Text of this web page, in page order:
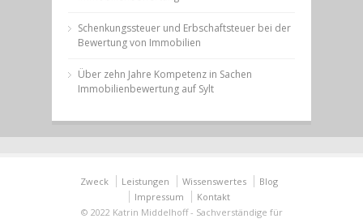
Schenkungssteuer und Erbschaftsteuer bei der
Bewertung von Immobilien
Über zehn Jahre Kompetenz in Sachen
Immobilienbewertung auf Sylt
Zweck Leistungen Wissenswertes
Blog
Impressum
Kontakt
© 2022 Katrin Middelhoff - Sachverständige für